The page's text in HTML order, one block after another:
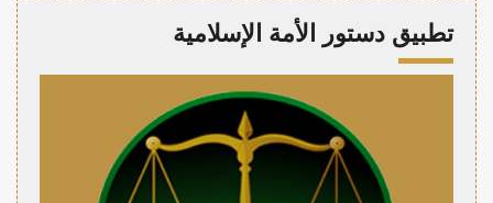
تطبيق دستور الأمة الإسلامية